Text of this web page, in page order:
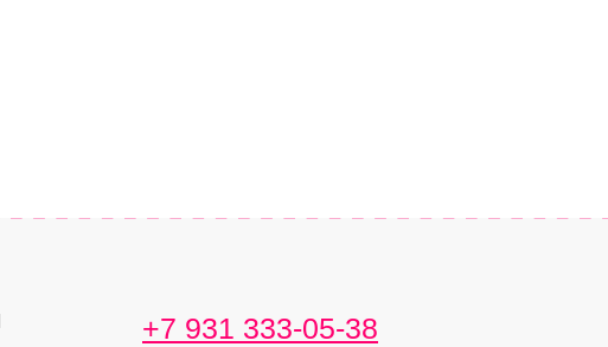
+7 931 333-05-38